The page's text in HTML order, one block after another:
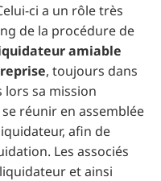
ci a un rôle très
de la procédure de
amiable
, toujours dans
lors sa mission
réunir en assemblée
afin de
Les associés
et ainsi